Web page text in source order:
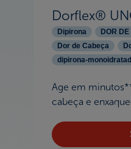
Dorflex®
Dipirona
DOR
Dor de Cabeça
dipirona-
Age em
cabeça e